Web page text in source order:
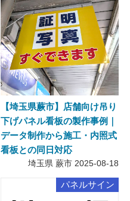
【埼玉県蕨市】店舗向け吊り
下げパネル看板の製作事例｜
データ制作から施工・内照式
看板との同日対応
埼玉県 蕨市 2025-08-18
パネルサイン